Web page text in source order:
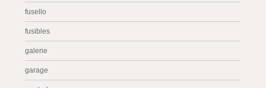
fusello
fusibles
galerie
garage